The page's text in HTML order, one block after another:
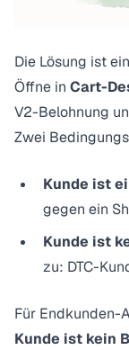
Die Lösung ist
Öffne in Cart-
V2-Belohnung
Zwei
Kunde ist
gegen ein
Kunde ist
zu: DTC-
Für Endkunden-
Kunde ist kein